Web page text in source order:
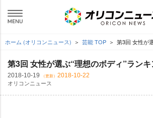
ホーム (オリコンニュース) 芸能 TOP 第3回 女性が
第3回 女性が選ぶ“理想のボディ”ラン
2018-10-19 （更新） 2018-10-22
オリコンニュース